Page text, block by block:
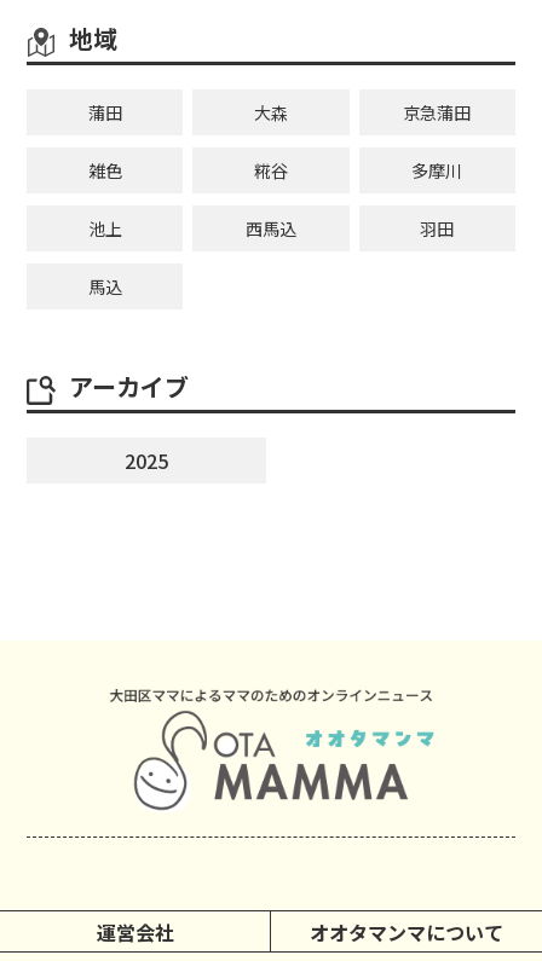
地域
蒲田 大森 京急蒲田
雑色 糀谷 多摩川
池上 西馬込 羽田
馬込
アーカイブ
2025
運営会社 オオタマンマについて